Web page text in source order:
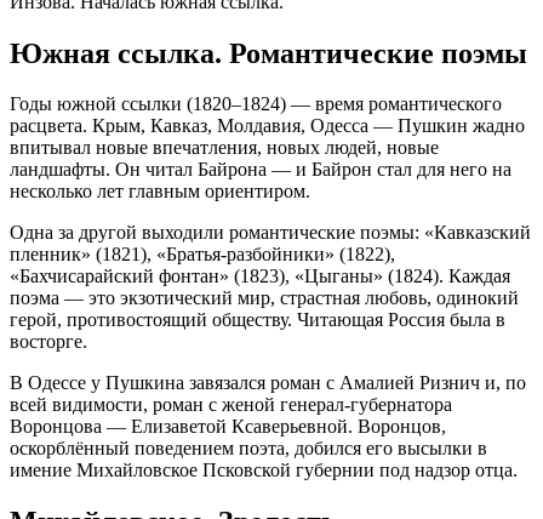
Южная ссылка. Романтические поэмы
Годы южной ссылки (1820–1824) — время романтического
расцвета. Крым, Кавказ, Молдавия, Одесса — Пушкин жадно
впитывал новые впечатления, новых людей, новые
ландшафты. Он читал Байрона — и Байрон стал для него на
несколько лет главным ориентиром.
Одна за другой выходили романтические поэмы: «Кавказский
пленник» (1821), «Братья-разбойники» (1822),
«Бахчисарайский фонтан» (1823), «Цыганы» (1824). Каждая
поэма — это экзотический мир, страстная любовь, одинокий
герой, противостоящий обществу. Читающая Россия была в
восторге.
В Одессе у Пушкина завязался роман с Амалией Ризнич и, по
всей видимости, роман с женой генерал-губернатора
Воронцова — Елизаветой Ксаверьевной. Воронцов,
оскорблённый поведением поэта, добился его высылки в
имение Михайловское Псковской губернии под надзор отца.